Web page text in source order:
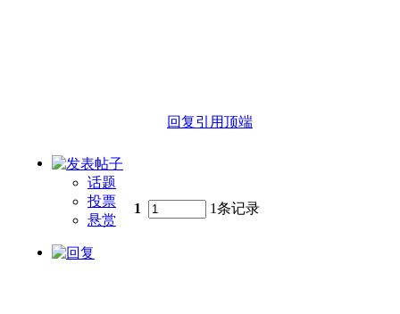
回复引用顶端
话题
投票
悬赏
1 1条记录